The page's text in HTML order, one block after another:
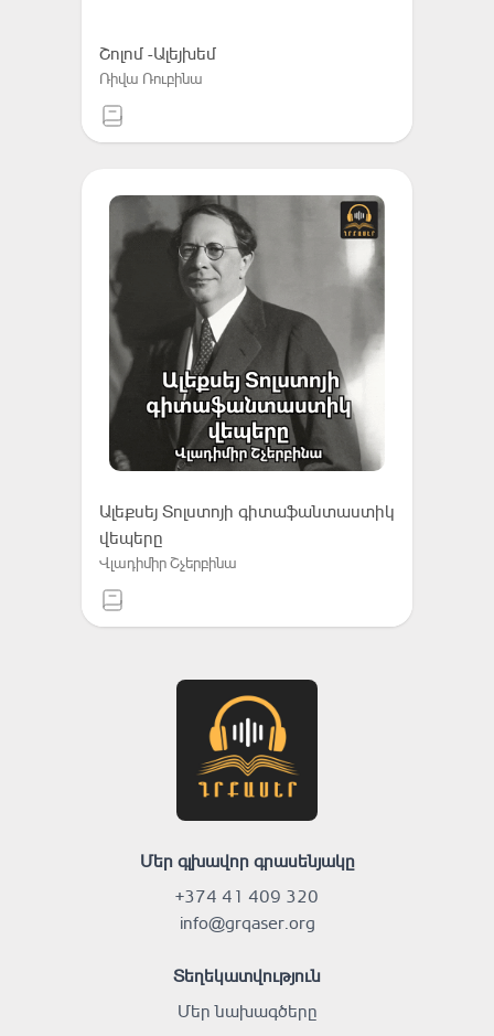
Շոլոմ -Ալեյխեմ
Ռիվա Ռուբինա
Ալեքսեյ Տոլստոյի գիտաֆանտաստիկ
վեպերը
Վլադիմիր Շչերբինա
Մեր գլխավոր գրասենյակը
+374 41 409 320
info@grqaser.org
Տեղեկատվություն
Մեր նախագծերը